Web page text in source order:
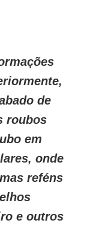
de
roubos
em
onde
reféns
e outros